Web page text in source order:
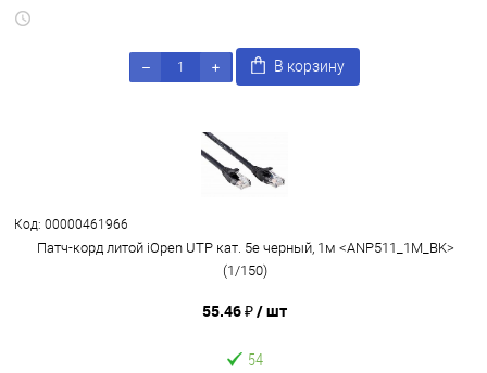
В корзину
Код: 00000461966
Патч-корд литой iOpen UTP кат. 5е черный, 1м <ANP511_1M_BK>
(1/150)
55.46 ₽/ шт
54